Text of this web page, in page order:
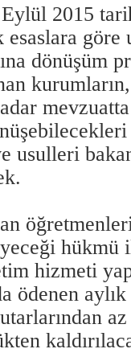
2015
esaslara
dönüşüm
usulleri
hizmeti
ödenen